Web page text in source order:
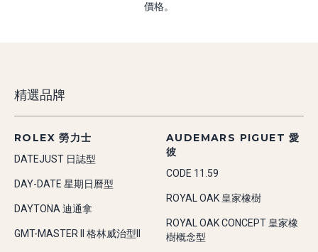
價格。
精選品牌
ROLEX 勞力士
DATEJUST 日誌型
DAY-DATE 星期日曆型
DAYTONA 迪通拿
GMT-MASTER II 格林威治型II
AUDEMARS PIGUET 愛
彼
CODE 11.59
ROYAL OAK 皇家橡樹
ROYAL OAK CONCEPT 皇家橡
樹概念型